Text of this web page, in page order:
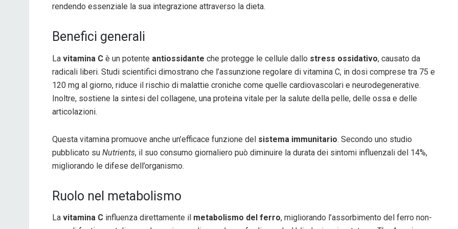
rendendo essenziale la sua integrazione attraverso la dieta.
Benefici generali
La vitamina C è un potente antiossidante che protegge le cellule dallo stress ossidativo, causato da
radicali liberi. Studi scientifici dimostrano che l’assunzione regolare di vitamina C, in dosi comprese tra 75 e
120 mg al giorno, riduce il rischio di malattie croniche come quelle cardiovascolari e neurodegenerative.
Inoltre, sostiene la sintesi del collagene, una proteina vitale per la salute della pelle, delle ossa e delle
articolazioni.
Questa vitamina promuove anche un’efficace funzione del sistema immunitario. Secondo uno studio
pubblicato su Nutrients, il suo consumo giornaliero può diminuire la durata dei sintomi influenzali del 14%,
migliorando le difese dell’organismo.
Ruolo nel metabolismo
La vitamina C influenza direttamente il metabolismo del ferro, migliorando l’assorbimento del ferro non-